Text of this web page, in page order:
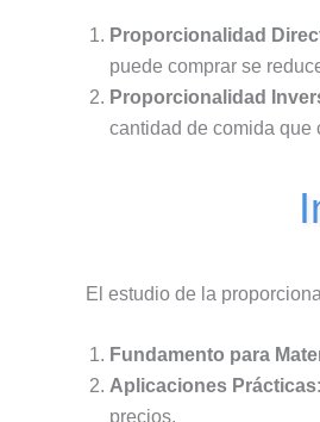
Proporcionalidad
puede comprar se
Proporcionalidad
cantidad de comida que
El estudio de la
Fundamento para
Aplicaciones Prácticas
precios.